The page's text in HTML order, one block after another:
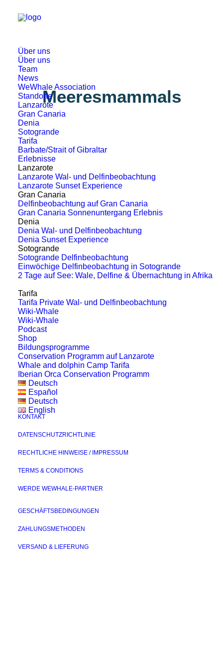
Über uns
Über uns
Team
News
WeWhale Association
Standorte
Lanzarote
Gran Canaria
Denia
Sotogrande
Tarifa
Barbate/Strait of Gibraltar
Erlebnisse
Lanzarote
Lanzarote Wal- und Delfinbeobachtung
Lanzarote Sunset Experience
Gran Canaria
Delfinbeobachtung auf Gran Canaria
Gran Canaria Sonnenuntergang Erlebnis
Denia
Denia Wal- und Delfinbeobachtung
Denia Sunset Experience
Sotogrande
Sotogrande Delfinbeobachtung
Einwöchige Delfinbeobachtung in Sotogrande
2 Tage auf See: Wale, Delfine & Übernachtung in Afrika
Tarifa
Tarifa Private Wal- und Delfinbeobachtung
Wiki-Whale
Wiki-Whale
Podcast
Shop
Bildungsprogramme
Conservation Programm auf Lanzarote
Whale and dolphin Camp Tarifa
Iberian Orca Conservation Programm
Deutsch
Español
Deutsch
English
Meeresmammals
Der WeWhale Pod Episode 13 -
Naomi Rose
Unser Gast für diese Episode von The
WeWhale Pod ist Naomi Rose, leitende
Wissenschaftlerin…
by Lisa Jewell
KONTAKT
DATENSCHUTZRICHTLINIE
RECHTLICHE HINWEISE / IMPRESSUM
TERMS & CONDITIONS
WERDE WEWHALE-PARTNER
GESCHÄFTSBEDINGUNGEN
ZAHLUNGSMETHODEN
VERSAND & LIEFERUNG